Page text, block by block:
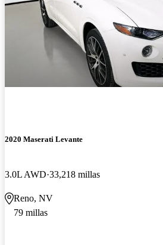
2020 Maserati Levante
3.0L AWD 33,218 millas
Reno, NV
79 millas